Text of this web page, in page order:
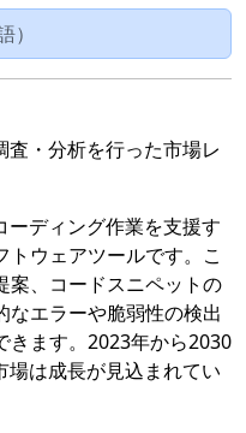
）
・分析を行った市場レ
ディング作業を支援す
トウェアツールです。こ
案、コードスニペットの
なエラーや脆弱性の検出
きます。2023年から2030
は成長が見込まれてい